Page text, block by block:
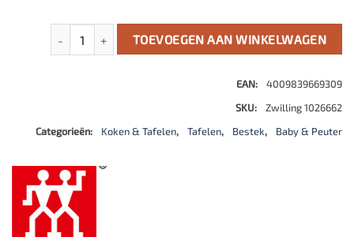
Jungle Kinderbestek 4-delig aantal
TOEVOEGEN AAN WINKELWAGEN
EAN:
4009839669309
SKU:
Zwilling 1026662
Categorieën:
Koken & Tafelen, Tafelen, Bestek, Baby & Peuter